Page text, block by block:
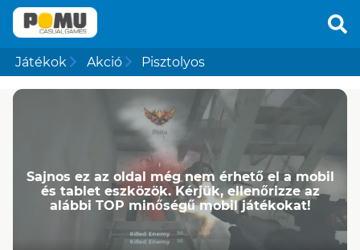
Játékok Akció Pisztolyos
Sajnos ez az oldal még nem érhető el a mobil
és tablet eszközök. Kérjük, ellenőrizze az
alábbi TOP minőségű mobil játékokat!